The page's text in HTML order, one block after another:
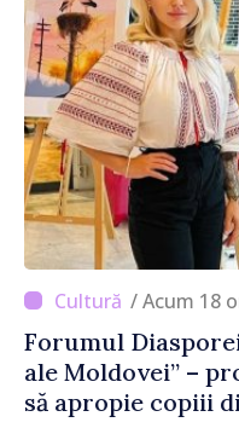
/ Acum 18
Forumul
ale Moldovei” –
să apropie copiii